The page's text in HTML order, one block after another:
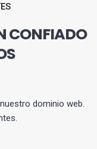
CONFIADO
dominio web.